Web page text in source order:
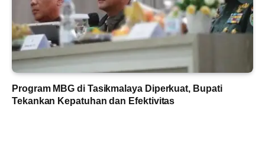
Program MBG di Tasikmalaya Diperkuat, Bupati
Tekankan Kepatuhan dan Efektivitas